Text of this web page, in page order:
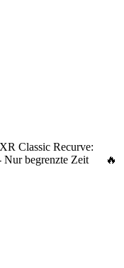
Classic Recurve:
Nur begrenzte Zeit 🔥